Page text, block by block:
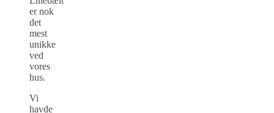
er nok
det
mest
unikke
ved
vores
hus.
Vi
havde